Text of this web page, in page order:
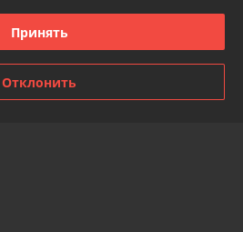
Deal.by
Принять
Отклонить